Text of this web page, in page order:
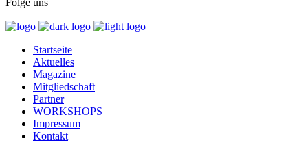
Folge uns
Startseite
Aktuelles
Magazine
Mitgliedschaft
Partner
WORKSHOPS
Impressum
Kontakt